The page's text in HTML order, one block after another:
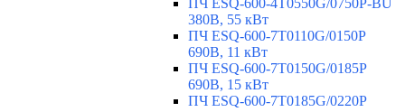
ПЧ ESQ-600-4T0550G/0750P-BU
380В, 55 кВт
ПЧ ESQ-600-7T0110G/0150P
690В, 11 кВт
ПЧ ESQ-600-7T0150G/0185P
690В, 15 кВт
ПЧ ESQ-600-7T0185G/0220P